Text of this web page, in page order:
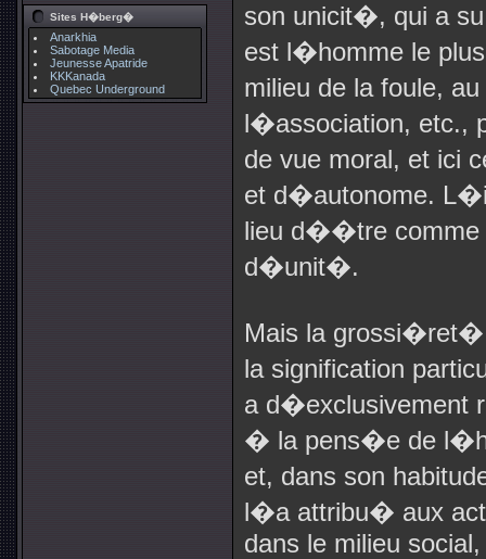
Sites H�berg�
Anarkhia
Sabotage Media
Jeunesse Apatride
KKKanada
Quebec Underground
son unicit�, qui a
est l�homme le
milieu de la foule,
l�association, etc.,
de vue moral, et ici
et d�autonome.
lieu d��tre comme
d�unit�.
Mais la
la signification
a d�exclusivement
� la pens�e de
et, dans son
l�a attribu� aux
dans le milieu